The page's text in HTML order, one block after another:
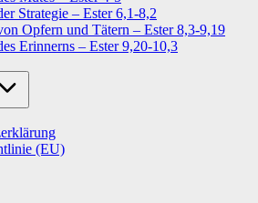
Strategie – Ester 6,1-8,2
Opfern und Tätern – Ester 8,3-9,19
Erinnerns – Ester 9,20-10,3
(EU)